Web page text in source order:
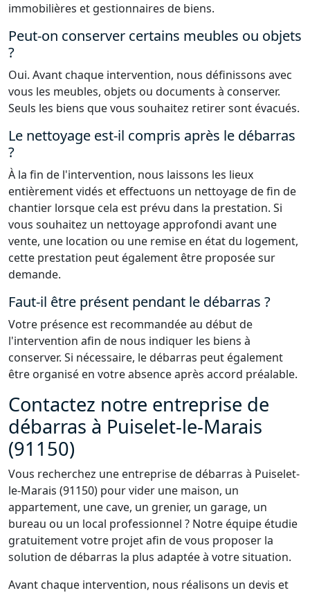
immobilières et gestionnaires de biens.
Peut-on conserver certains meubles ou objets
?
Oui. Avant chaque intervention, nous définissons avec
vous les meubles, objets ou documents à conserver.
Seuls les biens que vous souhaitez retirer sont évacués.
Le nettoyage est-il compris après le débarras
?
À la fin de l'intervention, nous laissons les lieux
entièrement vidés et effectuons un nettoyage de fin de
chantier lorsque cela est prévu dans la prestation. Si
vous souhaitez un nettoyage approfondi avant une
vente, une location ou une remise en état du logement,
cette prestation peut également être proposée sur
demande.
Faut-il être présent pendant le débarras ?
Votre présence est recommandée au début de
l'intervention afin de nous indiquer les biens à
conserver. Si nécessaire, le débarras peut également
être organisé en votre absence après accord préalable.
Contactez notre entreprise de
débarras à Puiselet-le-Marais
(91150)
Vous recherchez une entreprise de débarras à Puiselet-
le-Marais (91150) pour vider une maison, un
appartement, une cave, un grenier, un garage, un
bureau ou un local professionnel ? Notre équipe étudie
gratuitement votre projet afin de vous proposer la
solution de débarras la plus adaptée à votre situation.
Avant chaque intervention, nous réalisons un devis et